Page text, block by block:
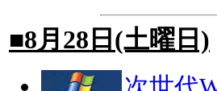
■8月28日(土曜日)